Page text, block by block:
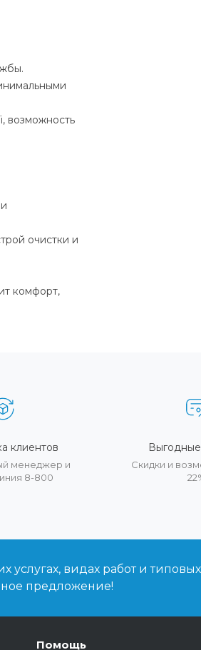
возможность
очистки и
комфорт,
клиентов
менеджер и
8-800
Скидки и
видах работ и
предложение!
Помощь